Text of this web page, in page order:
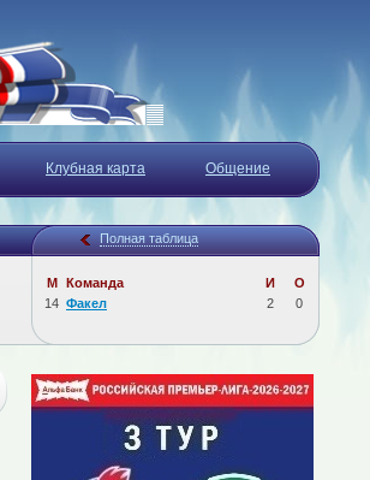
Клубная карта Общение
Полная таблица
М Команда И
О
14 Факел 2 0